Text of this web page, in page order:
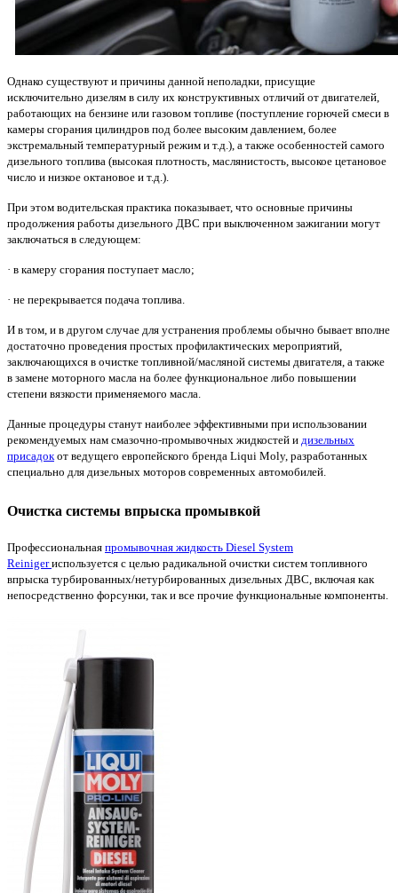
Однако существуют и причины данной неполадки, присущие
исключительно дизелям в силу их конструктивных отличий от двигателей,
работающих на бензине или газовом топливе (поступление горючей смеси в
камеры сгорания цилиндров под более высоким давлением, более
экстремальный температурный режим и т.д.), а также особенностей самого
дизельного топлива (высокая плотность, маслянистость, высокое цетановое
число и низкое октановое и т.д.).
При этом водительская практика показывает, что основные причины
продолжения работы дизельного ДВС при выключенном зажигании могут
заключаться в следующем:
· в камеру сгорания поступает масло;
· не перекрывается подача топлива.
И в том, и в другом случае для устранения проблемы обычно бывает вполне
достаточно проведения простых профилактических мероприятий,
заключающихся в очистке топливной/масляной системы двигателя, а также
в замене моторного масла на более функциональное либо повышении
степени вязкости применяемого масла.
Данные процедуры станут наиболее эффективными при использовании
рекомендуемых нам смазочно-промывочных жидкостей и дизельных
присадок от ведущего европейского бренда Liqui Moly, разработанных
специально для дизельных моторов современных автомобилей.
Очистка системы впрыска промывкой
Профессиональная промывочная жидкость Diesel System
Reinigerиспользуется с целью радикальной очистки систем топливного
впрыска турбированных/нетурбированных дизельных ДВС, включая как
непосредственно форсунки, так и все прочие функциональные компоненты.